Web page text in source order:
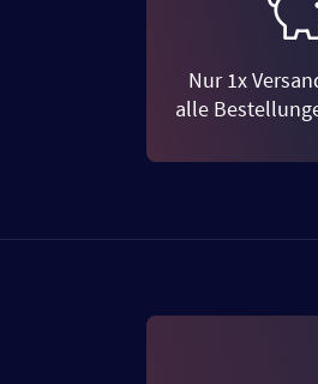
Nur 1x
alle